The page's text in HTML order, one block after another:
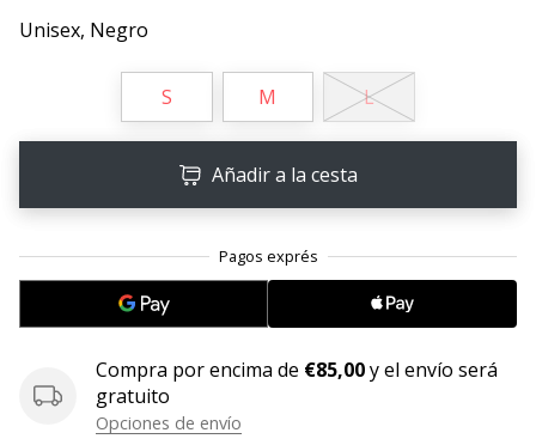
elegir
Encuentra…
•
2 min. de lectura
¡Conviértete
embajador
Weplayvolleyball!
Unisex, Negro
S M L
Añadir a la cesta
Compra por encima de €85,00y el envío será
gratuito
Opciones de envío